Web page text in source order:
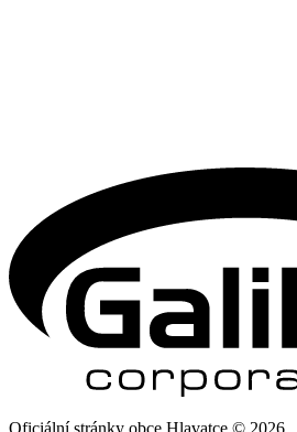
Oficiální stránky obce Hlavatce © 2026